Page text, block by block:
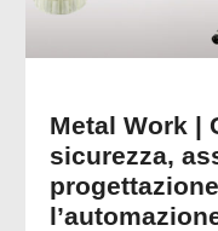
Metal Work |
sicurezza,